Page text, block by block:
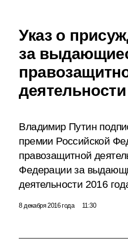
Указ о
за
деятельности
Владимир Путин
премии Российской
правозащитной
Федерации за
деятельности 2016
8 декабря 2016 года 11:30